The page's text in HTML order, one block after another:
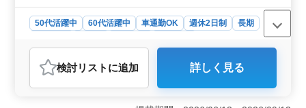
かして、厨房で活躍してみませんか？
50代活躍中 60代活躍中 車通勤OK 週休2日制
長期
おすすめポイント
＜完全週休2日制の魅力＞ この求人は、完全週休2日制
が特徴で、安定したワークライフバランスを重視してい
検討リスト に追加 詳しく見る